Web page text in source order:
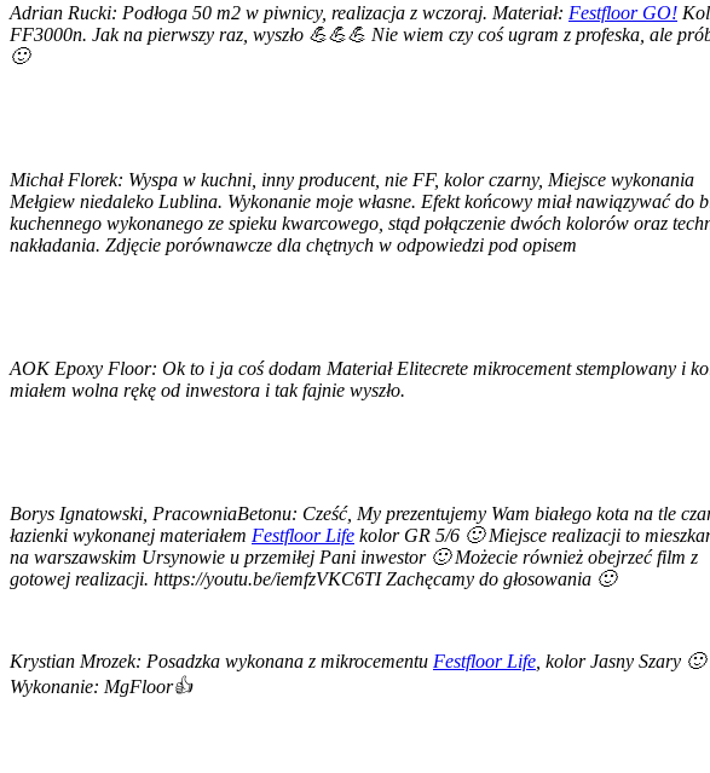
Adrian Rucki: Podłoga 50 m2 w piwnicy, realizacja z wczoraj. Materiał: Festfloor GO!
FF3000n. Jak na pierwszy raz, wyszło 💪💪💪 Nie wiem czy coś ugram z profeska, ale
🙂
Michał Florek: Wyspa w kuchni, inny producent, nie FF, kolor czarny, Miejsce wykonania
Mełgiew niedaleko Lublina. Wykonanie moje własne. Efekt końcowy miał nawiązywać do
kuchennego wykonanego ze spieku kwarcowego, stąd połączenie dwóch kolorów oraz
nakładania. Zdjęcie porównawcze dla chętnych w odpowiedzi pod opisem
AOK Epoxy Floor: Ok to i ja coś dodam Materiał Elitecrete mikrocement stemplowany i
miałem wolna rękę od inwestora i tak fajnie wyszło.
Borys Ignatowski, PracowniaBetonu: Cześć, My prezentujemy Wam białego kota na tle
łazienki wykonanej materiałem Festfloor Life kolor GR 5/6 🙂 Miejsce realizacji to
na warszawskim Ursynowie u przemiłej Pani inwestor 🙂 Możecie również obejrzeć film z
gotowej realizacji. https://youtu.be/iemfzVKC6TI Zachęcamy do głosowania 🙂
Krystian Mrozek: Posadzka wykonana z mikrocementu Festfloor Life , kolor Jasny Szary
Wykonanie: MgFloor👍